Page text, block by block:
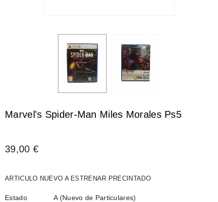
Marvel's Spider-Man Miles Morales Ps5
39,00 €
ARTICULO NUEVO A ESTRENAR PRECINTADO
Estado A (Nuevo de Particulares)